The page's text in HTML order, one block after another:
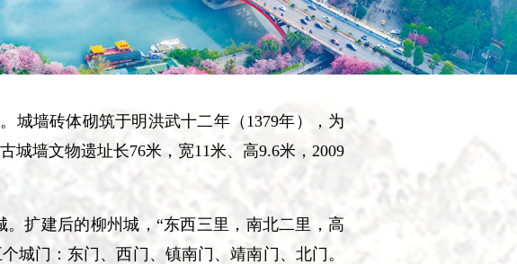
墙砖体砌筑于明洪武十二年（1379年），为
城墙文物遗址长76米，宽11米、高9.6米，2009
扩建后的柳州城，“东西三里，南北二里，高
城门：东门、西门、镇南门、靖南门、北门。